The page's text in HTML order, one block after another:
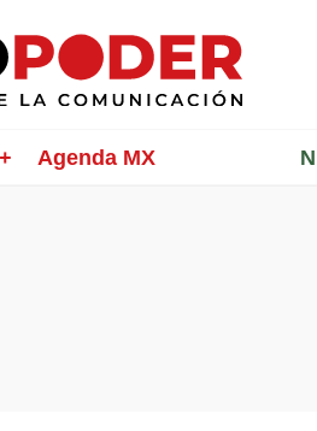
Agenda MX